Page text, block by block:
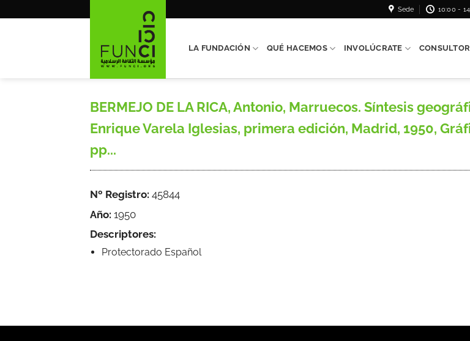
Sede 10:00 -
LA FUNDACIÓN QUÉ HACEMOS INVOLÚCRATE
BERMEJO DE LA RICA, Antonio, Marruecos. Síntesis
Enrique Varela Iglesias, primera edición, Madrid, 1950,
pp...
Nº Registro: 45844
Año: 1950
Descriptores:
Protectorado Español